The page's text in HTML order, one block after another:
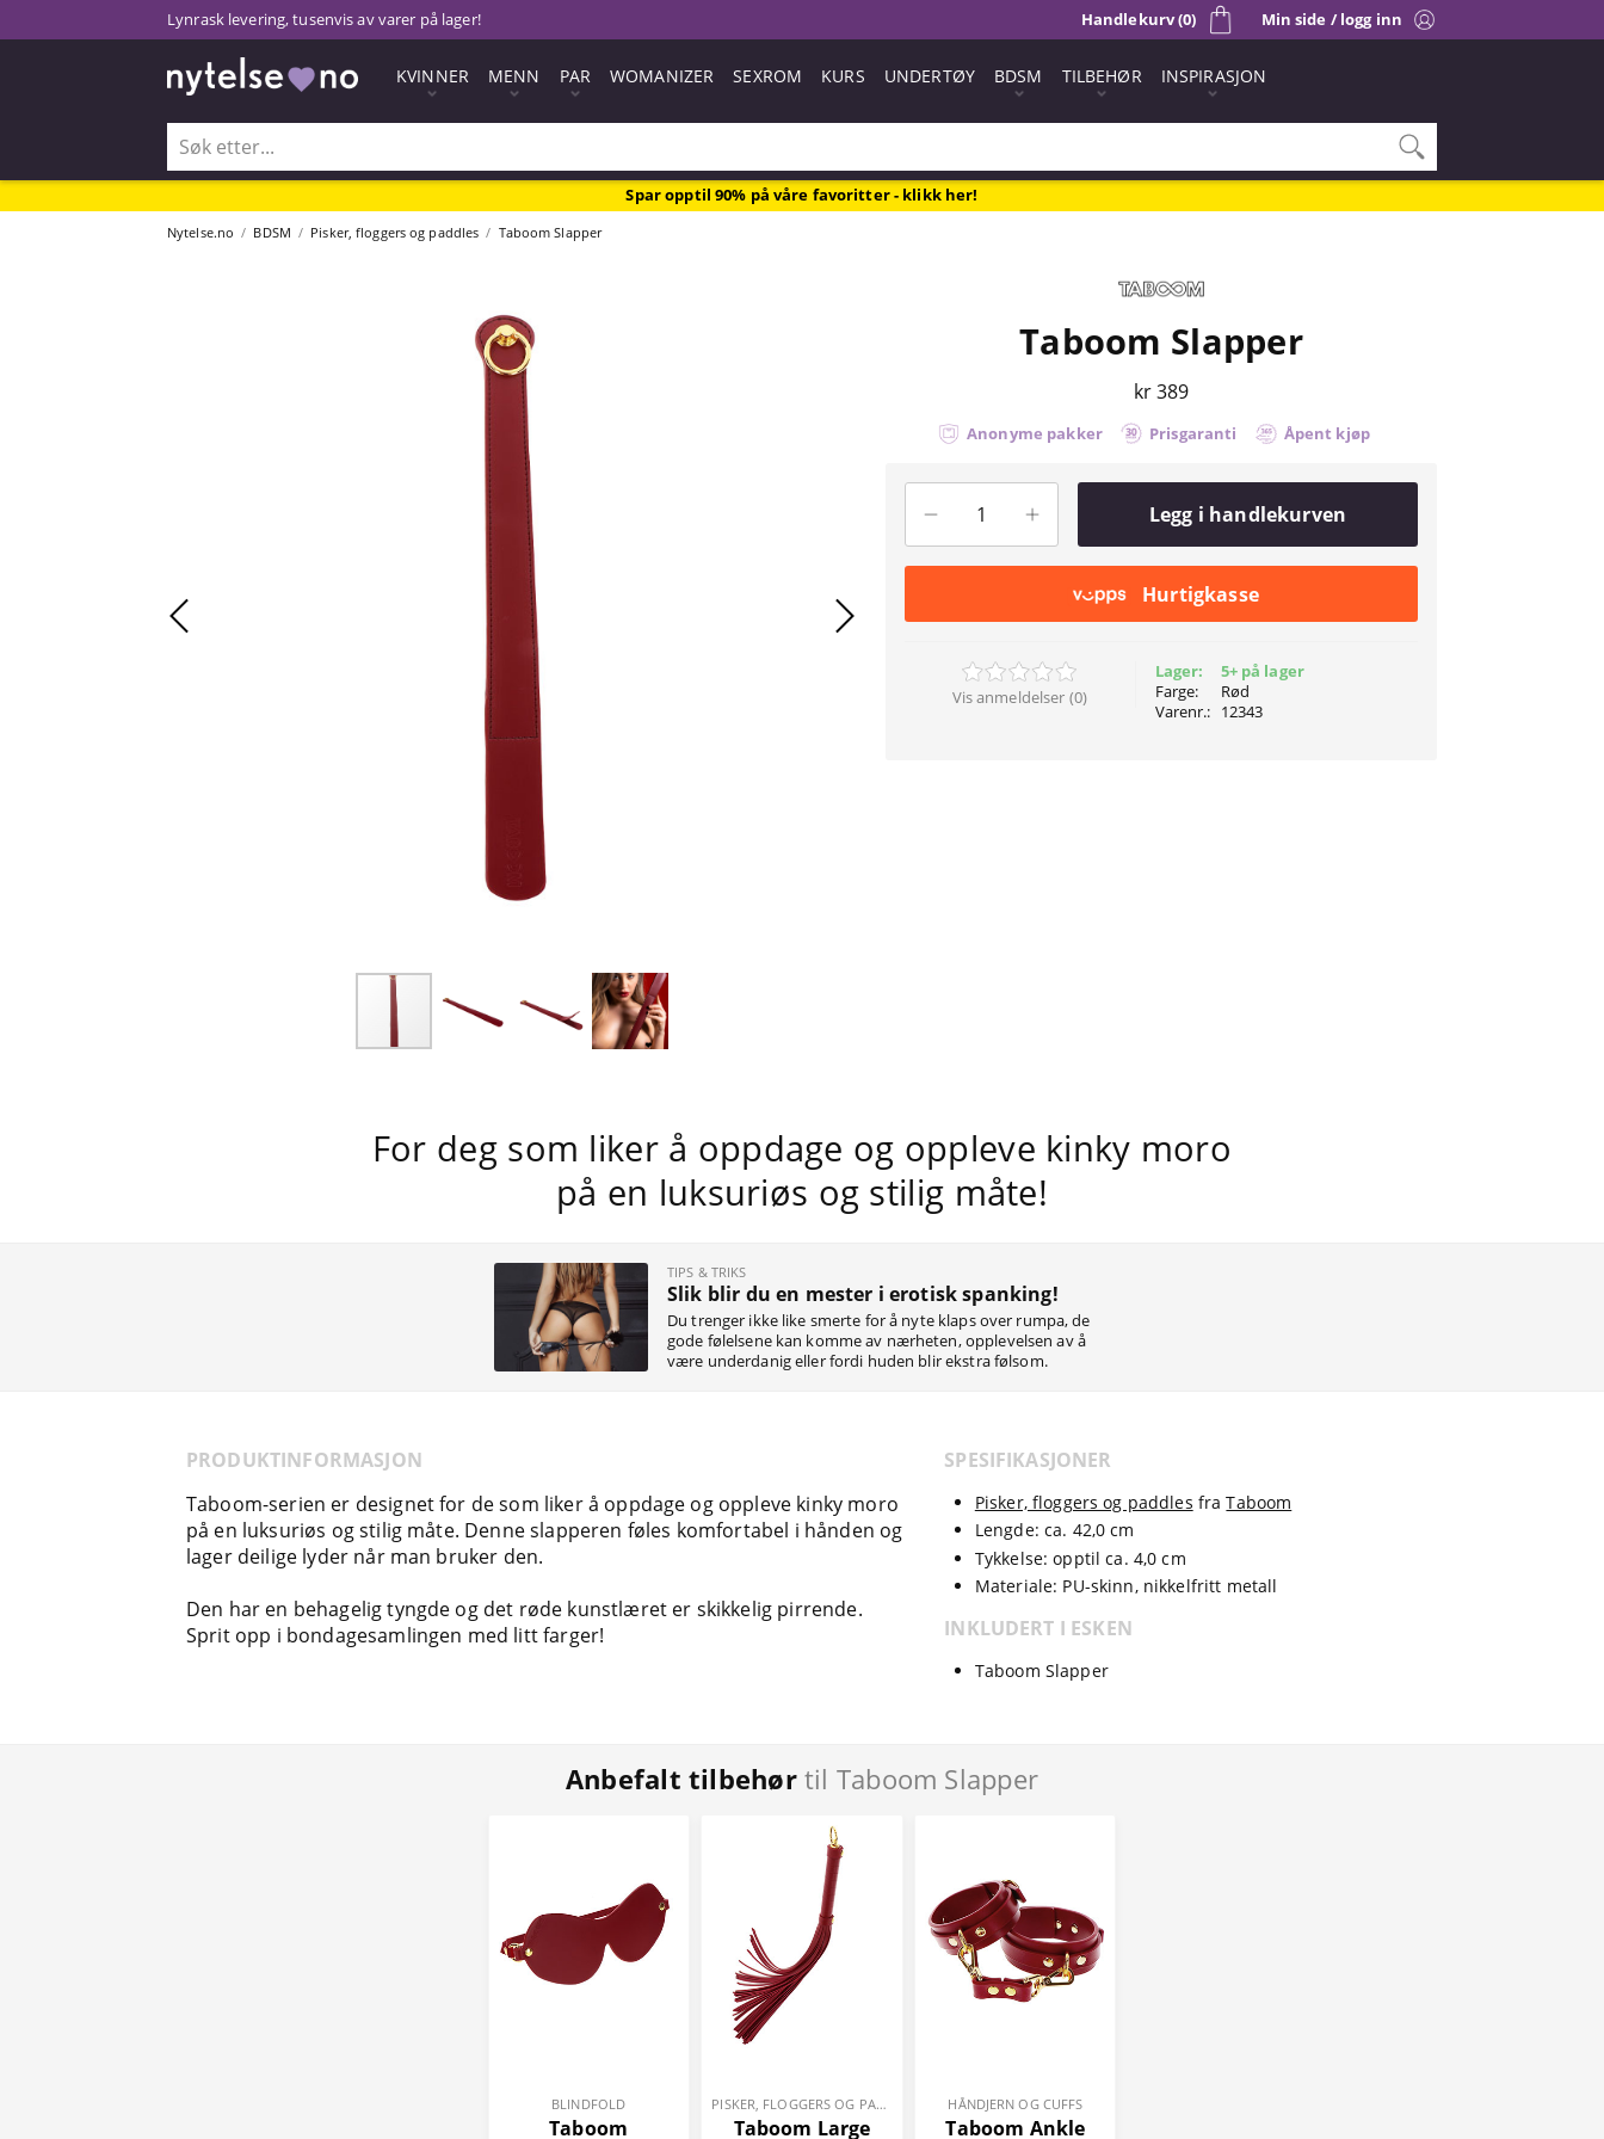
Lynrask levering, tusenvis av varer på lager! Min side / logg inn
Handlekurv (0)
KVINNER MENN PAR WOMANIZER SEXROM KURS UNDERTØY BDSM TILBEHØR INSPIRASJON
Spar opptil 90% på våre favoritter - klikk her!
Nytelse.no BDSM Pisker, floggers og paddles Taboom Slapper
Taboom Slapper
kr 389
Anonyme pakker Prisgaranti Åpent kjøp
Legg i handlekurven
Hurtigkasse
Vis anmeldelser (0)
Lager:
Farge:
Varenr.:
5+ på lager
Rød
12343
For deg som liker å oppdage og oppleve kinky moro
på en luksuriøs og stilig måte!
TIPS & TRIKS
Slik blir du en mester i erotisk spanking!
Du trenger ikke like smerte for å nyte klaps over rumpa, de
gode følelsene kan komme av nærheten, opplevelsen av å
være underdanig eller fordi huden blir ekstra følsom.
PRODUKTINFORMASJON
Taboom-serien er designet for de som liker å oppdage og oppleve kinky moro
på en luksuriøs og stilig måte. Denne slapperen føles komfortabel i hånden og
lager deilige lyder når man bruker den.
Den har en behagelig tyngde og det røde kunstlæret er skikkelig pirrende.
Sprit opp i bondagesamlingen med litt farger!
SPESIFIKASJONER
Pisker, floggers og paddles fraTaboom
Lengde: ca. 42,0 cm
Tykkelse: opptil ca. 4,0 cm
Materiale: PU-skinn, nikkelfritt metall
INKLUDERT I ESKEN
Taboom Slapper
Anbefalt tilbehørtil Taboom Slapper
BLINDFOLD
Taboom
PISKER, FLOGGERS OG PADDLES
Taboom Large
HÅNDJERN OG CUFFS
Taboom Ankle